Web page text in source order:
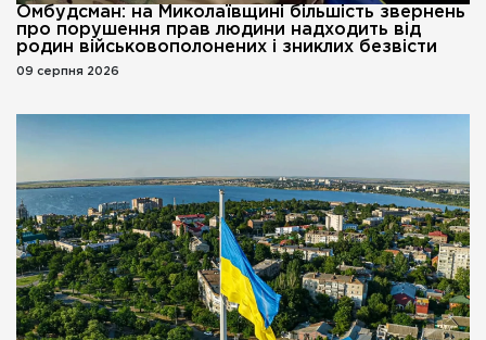
Омбудсман: на Миколаївщині більшість звернень
про порушення прав людини надходить від
родин військовополонених і зниклих безвісти
09 серпня 2026